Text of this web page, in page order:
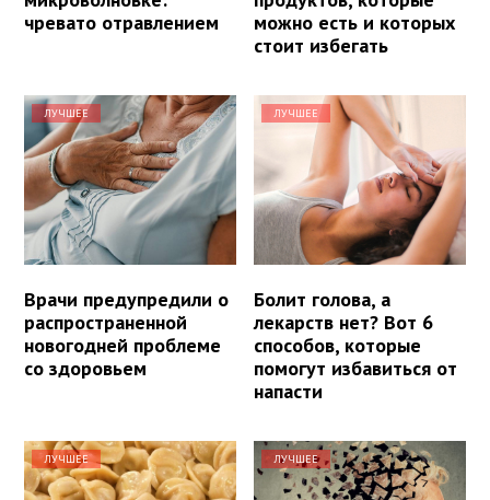
чревато отравлением
можно есть и которых
стоит избегать
ЛУЧШЕЕ
Врачи предупредили о
распространенной
новогодней проблеме
со здоровьем
ЛУЧШЕЕ
Болит голова, а
лекарств нет? Вот 6
способов, которые
помогут избавиться от
напасти
ЛУЧШЕЕ ЛУЧШЕЕ